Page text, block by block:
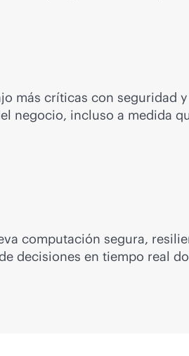
más críticas con seguridad
incluso a medida
computación segura,
decisiones en tiempo real